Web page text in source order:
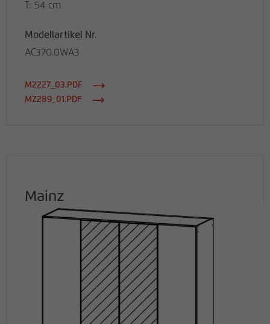
T: 54 cm
Modellartikel Nr.
AC370.0WA3
M2227_03.PDF
MZ289_01.PDF
Mainz